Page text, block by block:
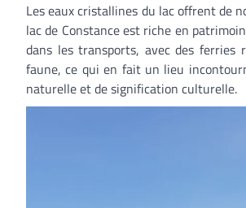
Les eaux cristallines du lac offrent de
lac de Constance est riche en
dans les transports, avec des ferries
faune, ce qui en fait un lieu
naturelle et de signification culturelle.